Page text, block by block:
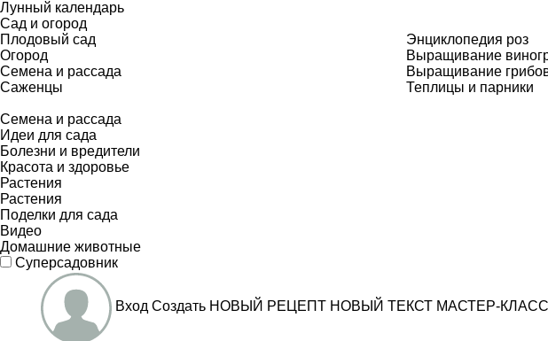
Лунный календарь
Сад и огород
Плодовый сад
Огород
Семена и рассада
Саженцы
Энциклопедия роз
Выращивание
Выращивание
Теплицы и парники
Семена и рассада
Идеи для сада
Болезни и вредители
Красота и здоровье
Растения
Растения
Поделки для сада
Видео
Домашние животные
Суперсадовник
Вход Создать НОВЫЙ РЕЦЕПТ НОВЫЙ ТЕКСТ МАСТЕР-КЛАСС